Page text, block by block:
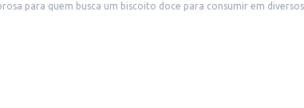
para quem busca um biscoito doce para consumir em